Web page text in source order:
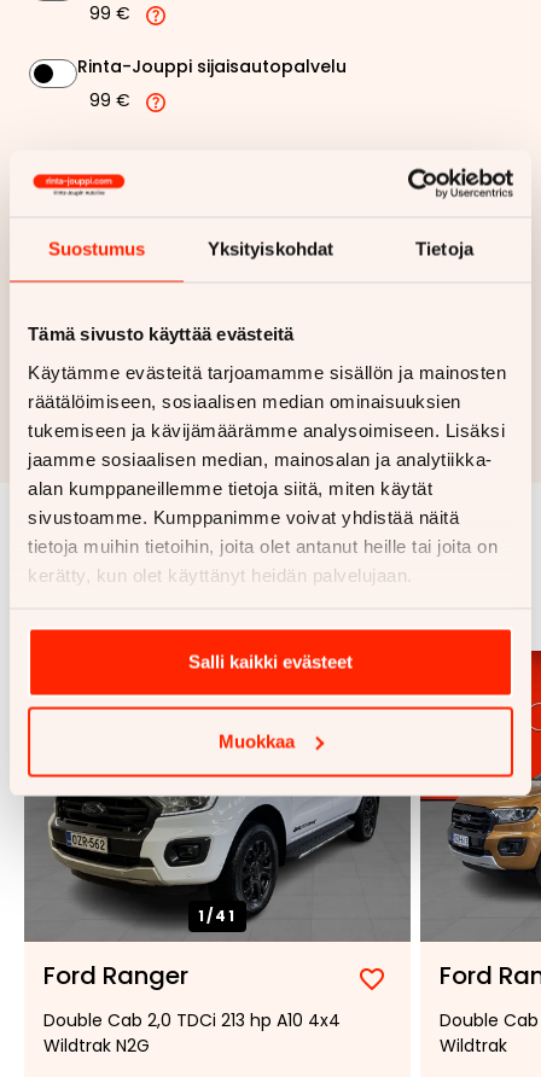
Suostumus Yksityiskohdat Tietoja
Tämä sivusto käyttää evästeitä
Käytämme evästeitä tarjoamamme sisällön ja mainosten
räätälöimiseen, sosiaalisen median ominaisuuksien
tukemiseen ja kävijämäärämme analysoimiseen. Lisäksi
jaamme sosiaalisen median, mainosalan ja analytiikka-
alan kumppaneillemme tietoja siitä, miten käytät
sivustoamme. Kumppanimme voivat yhdistää näitä
tietoja muihin tietoihin, joita olet antanut heille tai joita on
kerätty, kun olet käyttänyt heidän palvelujaan.
Salli kaikki evästeet
Muokkaa
99 €
Rinta-Jouppi sijaisautopalvelu
99 €
Kuukausierä 261,09 €
Hae rahoitustarjous
Rahoituslaskelma on suuntaa antava ja edellyttää hyväksytyn
luottopäätöksen ja kaskovakuutuksen.
Samankaltaisia ajoneuvoja
1/41
Ford Ranger
Lisää
suosikiksi
Poista
suosikeista
Double Cab 2,0 TDCi 213 hp A10 4x4
Wildtrak N2G
Ford
Double Cab
Wildtrak